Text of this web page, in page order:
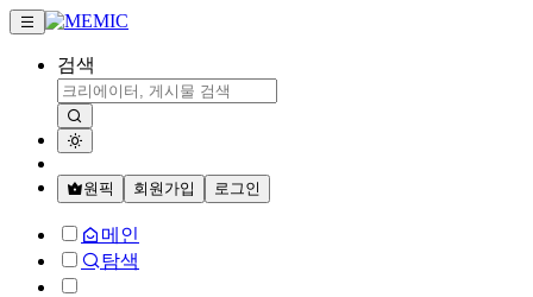
검색
원픽 회원가입 로그인
메인
탐색